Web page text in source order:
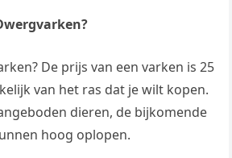
De prijs van een varken is 25
van het ras dat je wilt kopen.
dieren, de bijkomende
hoog oplopen.